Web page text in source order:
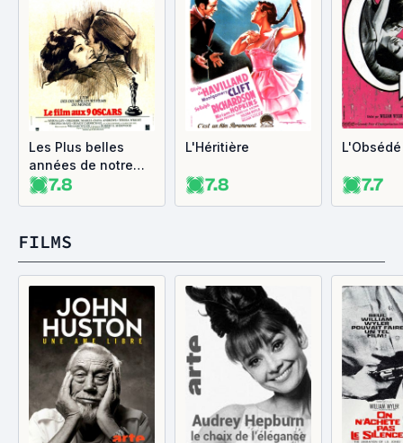
Les Plus belles
années de notre
vie7.8
L'Héritière
7.8
L'Obsédé
7.7
FILMS